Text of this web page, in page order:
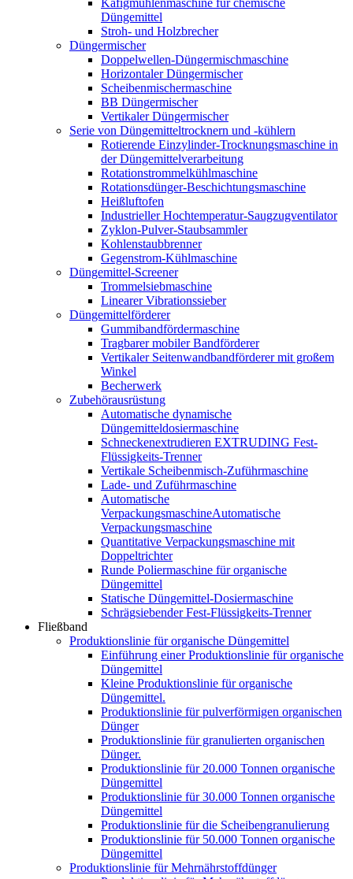
Käfigmühlenmaschine für chemische
Düngemittel
Stroh- und Holzbrecher
Düngermischer
Doppelwellen-Düngermischmaschine
Horizontaler Düngermischer
Scheibenmischermaschine
BB Düngermischer
Vertikaler Düngermischer
Serie von Düngemitteltrocknern und -kühlern
Rotierende Einzylinder-Trocknungsmaschine in
der Düngemittelverarbeitung
Rotationstrommelkühlmaschine
Rotationsdünger-Beschichtungsmaschine
Heißluftofen
Industrieller Hochtemperatur-Saugzugventilator
Zyklon-Pulver-Staubsammler
Kohlenstaubbrenner
Gegenstrom-Kühlmaschine
Düngemittel-Screener
Trommelsiebmaschine
Linearer Vibrationssieber
Düngemittelförderer
Gummibandfördermaschine
Tragbarer mobiler Bandförderer
Vertikaler Seitenwandbandförderer mit großem
Winkel
Becherwerk
Zubehörausrüstung
Automatische dynamische
Düngemitteldosiermaschine
Schneckenextrudieren EXTRUDING Fest-
Flüssigkeits-Trenner
Vertikale Scheibenmisch-Zuführmaschine
Lade- und Zuführmaschine
Automatische
VerpackungsmaschineAutomatische
Verpackungsmaschine
Quantitative Verpackungsmaschine mit
Doppeltrichter
Runde Poliermaschine für organische
Düngemittel
Statische Düngemittel-Dosiermaschine
Schrägsiebender Fest-Flüssigkeits-Trenner
Fließband
Produktionslinie für organische Düngemittel
Einführung einer Produktionslinie für organische
Düngemittel
Kleine Produktionslinie für organische
Düngemittel.
Produktionslinie für pulverförmigen organischen
Dünger
Produktionslinie für granulierten organischen
Dünger.
Produktionslinie für 20.000 Tonnen organische
Düngemittel
Produktionslinie für 30.000 Tonnen organische
Düngemittel
Produktionslinie für die Scheibengranulierung
Produktionslinie für 50.000 Tonnen organische
Düngemittel
Produktionslinie für Mehrnährstoffdünger